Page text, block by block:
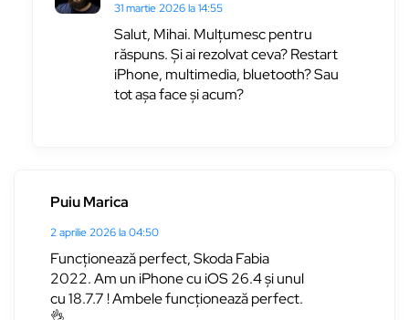
31 martie 2026 la 14:55
Salut, Mihai. Mulțumesc pentru
răspuns. Și ai rezolvat ceva? Restart
iPhone, multimedia, bluetooth? Sau
tot așa face și acum?
Puiu Marica
2 aprilie 2026 la 04:50
Funcționează perfect, Skoda Fabia
2022. Am un iPhone cu iOS 26.4 și unul
cu 18.7.7 ! Ambele funcționează perfect.